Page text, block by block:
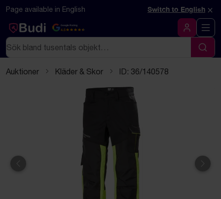
Hoppa till innehåll
Textbaserad (markdown) version av denna sida
Page available in English Switch to English ×
Google Rating
4.5
Logga in
Sök
Sök
Auktioner Kläder & Skor ID: 36/140578
Föregående